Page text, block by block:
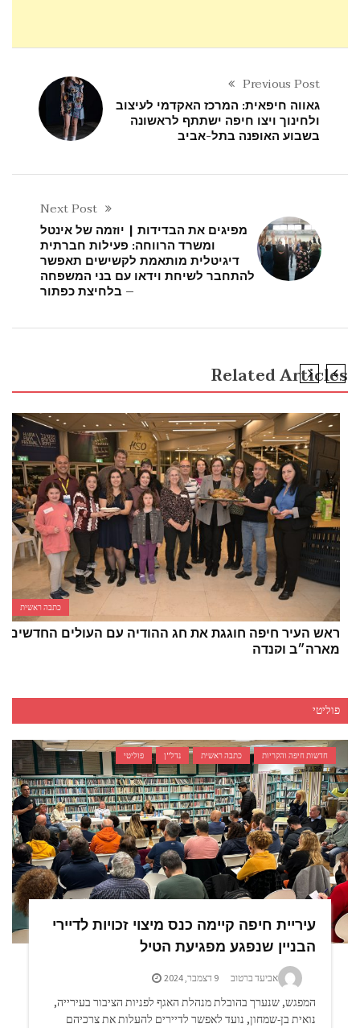
Previous Post
גאווה חיפאית: המרכז האקדמי לעיצוב
ולחינוך ויצו חיפה ישתתף לראשונה
בשבוע האופנה בתל-אביב
Next Post
מפיגים את הבדידות | יוזמה של אינטל
ומשרד הרווחה: פעילות חברתית
דיגיטלית מותאמת לקשישים תאפשר
להתחבר לשיחת וידאו עם בני המשפחה
– בלחיצת כפתור
Related Articles
כתבה ראשית
ראש העיר חיפה חוגגת את חג ההודיה עם העולים החדשים
מארה״ב וקנדה
פוליטי
חדשות חיפה והקריות כתבה ראשית נדל"ן פוליטי
עיריית חיפה קיימה כנס מיצוי זכויות לדיירי
הבניין שנפגע מפגיעת הטיל
אביעד ברטוב 9 דצמבר, 2024
המפגש, שנערך בהובלת מנהלת האגף לפניות הציבור בעירייה,
נואית בן-שמחון, נועד לאפשר לדיירים להעלות את צרכיהם